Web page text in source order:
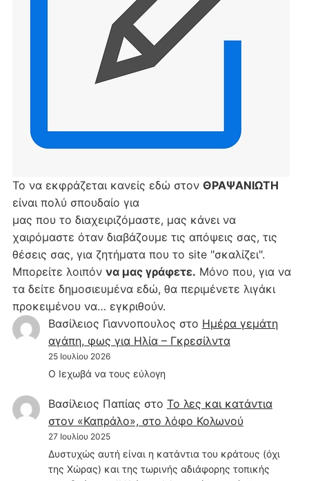
Το να εκφράζεται κανείς εδώ στον ΘΡΑΨΑΝΙΩΤΗ
είναι πολύ σπουδαίο για
μας που το διαχειριζόμαστε, μας κάνει να
χαιρόμαστε όταν διαβάζουμε τις απόψεις σας, τις
θέσεις σας, για ζητήματα που το site "σκαλίζει".
Μπορείτε λοιπόν να μας γράφετε. Μόνο που, για να
τα δείτε δημοσιευμένα εδώ, θα περιμένετε λιγάκι
προκειμένου να… εγκριθούν.
Βασίλειος Γιαννοπουλος στο Hμέρα γεμάτη
αγάπη, φως για Ηλία – Γκρεσίλντα
25 Ιουλίου 2026
Ο Ιεχωβά να τους εύλογη
Βασίλειος Παπίας στο Το λες και κατάντια
στον «Καπράλο», στο λόφο Κολωνού
27 Ιουλίου 2025
Δυστυχώς αυτή είναι η κατάντια του κράτους (όχι
της Χώρας) και της τωρινής αδιάφορης τοπικής